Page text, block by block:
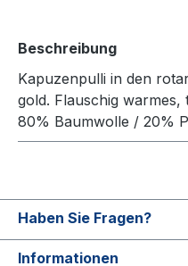
Beschreibung
Kapuzenpulli in den
gold. Flauschig warmes,
80% Baumwolle / 20%
Haben Sie Fragen?
Informationen